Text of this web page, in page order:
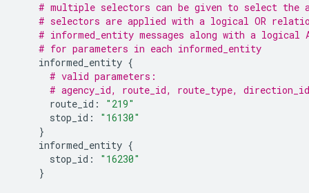
# multiple selectors can be given to select the
# selectors are applied with a logical OR
# informed_entity messages along with a logical
# for parameters in each informed_entity
informed_entity {
# valid parameters:
# agency_id, route_id, route_type,
route_id :
"219"
stop_id :
"16130"
}
informed_entity {
stop_id :
"16230"
}